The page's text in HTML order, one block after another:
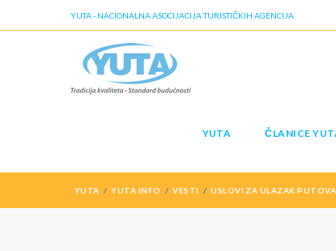
YUTA - NACIONALNA ASOCIJACIJA TURISTIČKIH AGENCIJA
YUTA ČLANICE
YUTA YUTA INFO VESTI USLOVI ZA ULAZAK